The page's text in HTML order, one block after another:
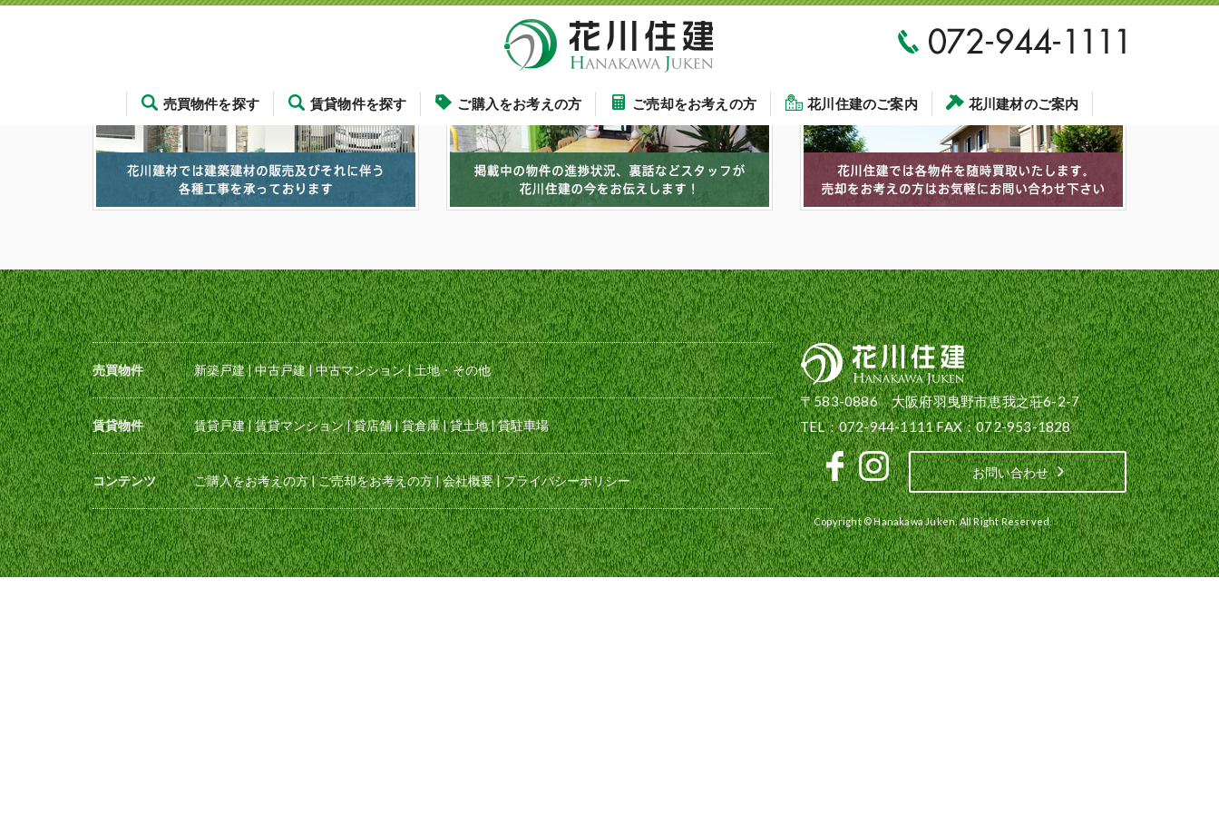
売買物件を探す 賃貸物件を探す ご購入をお考えの方 ご売却をお考えの方 花川住建のご案内 花川建材のご案内
売買物件 新築戸建|中古戸建|中古マンション|土地・その他
賃貸物件 賃貸戸建|賃貸マンション|貸店舗|貸倉庫|貸土地|貸駐車場
コンテンツ ご購入をお考えの方|ご売却をお考えの方|会社概要|プライバシーポリシー
〒583-0886 大阪府羽曳野市恵我之荘6-2-7
TEL：072-944-1111 FAX：072-953-1828
お問い合わせ
Copyright © Hanakawa Juken. All Right Reserved.